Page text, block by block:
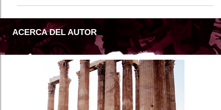
ACERCA DEL AUTOR